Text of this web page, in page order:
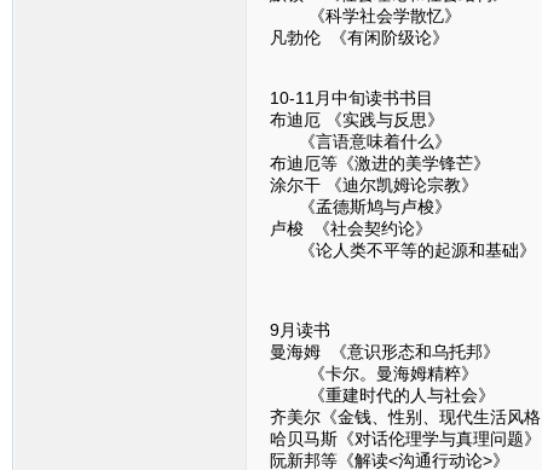
《科学社会学散忆》
凡勃伦 《有闲阶级论》
10-11月中旬读书书目
布迪厄 《实践与反思》
《言语意味着什么》
布迪厄等《激进的美学锋芒》
涂尔干 《迪尔凯姆论宗教》
《孟德斯鸠与卢梭》
卢梭 《社会契约论》
《论人类不平等的起源和基础》
9月读书
曼海姆 《意识形态和乌托邦》
《卡尔。曼海姆精粹》
《重建时代的人与社会》
齐美尔《金钱、性别、现代生活风
哈贝马斯《对话伦理学与真理问题》
阮新邦等《解读<沟通行动论>》